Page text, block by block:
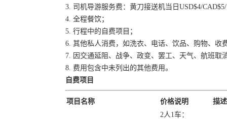
3. 司机导游服务费：黄刀接送机当日USD$4/
4. 全程餐饮；
5. 行程中的自费项目；
6. 其他私人消费，如洗衣、电话、饮品、购物、收
7. 因交通延阻、战争、政变、罢工、天气、航班
8. 费用包含中未列出的其他费用。
自费项目
项目名称 价格说明 描述
2人1车：